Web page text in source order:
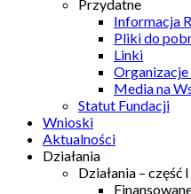
Przydatne
Informacja
Pliki do
Linki
Organizacje
Media na
Statut Fundacji
Wnioski
Aktualności
Działania
Działania – część I